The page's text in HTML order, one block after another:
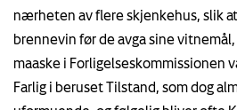
nærheten av flere skjenkehus, slik
brennevin før de avga sine
maaske i
Farlig i beruset Tilstand, som dog